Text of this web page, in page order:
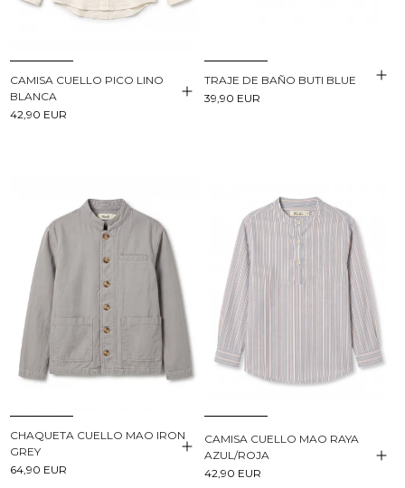
CAMISA CUELLO PICO LINO
BLANCA
42,90 EUR
TRAJE DE BAÑO BUTI BLUE
39,90 EUR
CHAQUETA CUELLO MAO IRON
GREY
64,90 EUR
CAMISA CUELLO MAO RAYA
AZUL/ROJA
42,90 EUR